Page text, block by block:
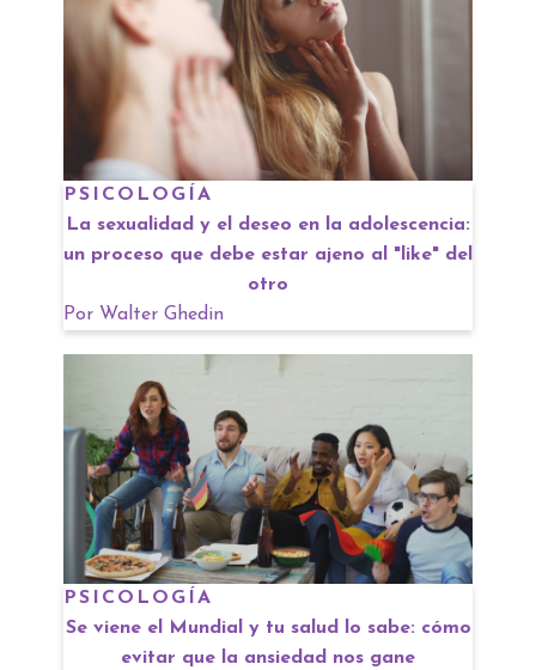
PSICOLOGÍA
La sexualidad y el deseo en la adolescencia:
un proceso que debe estar ajeno al "like" del
otro
Por Walter Ghedin
PSICOLOGÍA
Se viene el Mundial y tu salud lo sabe: cómo
evitar que la ansiedad nos gane